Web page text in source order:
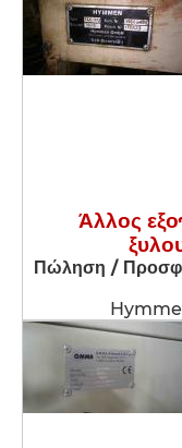
Άλλος
Πώληση /